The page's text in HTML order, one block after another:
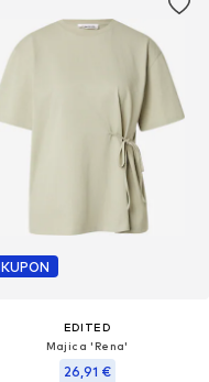
KUPON
EDITED
Majica 'Rena'
26,91 €